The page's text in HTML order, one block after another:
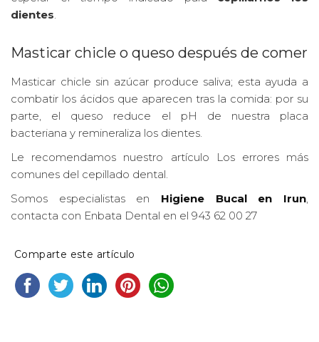
dientes.
Masticar chicle o queso después de comer
Masticar chicle sin azúcar produce saliva; esta ayuda a
combatir los ácidos que aparecen tras la comida: por su
parte, el queso reduce el pH de nuestra placa
bacteriana y remineraliza los dientes.
Le recomendamos nuestro artículo Los errores más
comunes del cepillado dental.
Somos especialistas en Higiene Bucal en Irun,
contacta con Enbata Dental en el 943 62 00 27
Comparte este artículo